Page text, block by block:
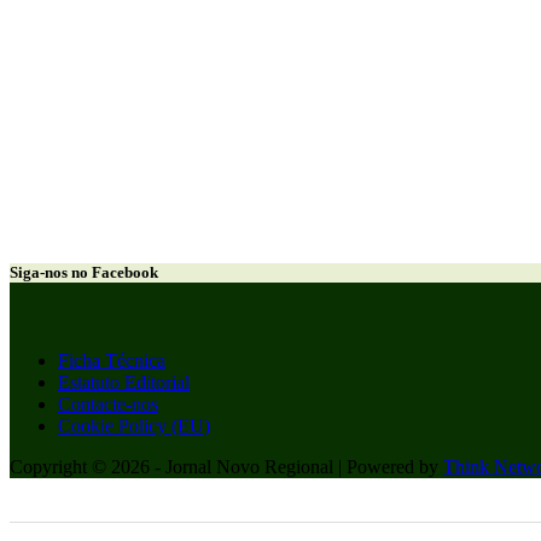
Siga-nos no Facebook
Ficha Técnica
Estatuto Editorial
Contacte-nos
Cookie Policy (EU)
Copyright © 2026 - Jornal Novo Regional | Powered by Think